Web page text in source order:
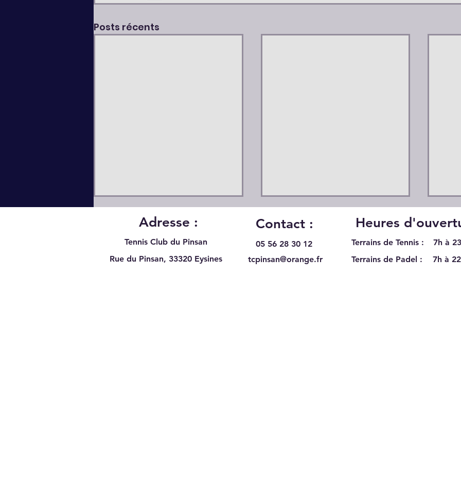
Posts récents
Adresse :
Tennis Club du Pinsan
Rue du Pinsan, 33320 Eysines
Contact :
05 56 28 30 12
tcpinsan@orange.fr
Heures
Terrains de Tennis :
7h à
Terrains de Padel :
7h à